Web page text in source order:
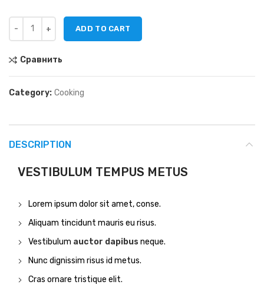
ADD TO CART
Сравнить
Category: Cooking
DESCRIPTION
VESTIBULUM TEMPUS METUS
Lorem ipsum dolor sit amet, conse.
Aliquam tincidunt mauris eu risus.
Vestibulum auctor dapibus neque.
Nunc dignissim risus id metus.
Cras ornare tristique elit.